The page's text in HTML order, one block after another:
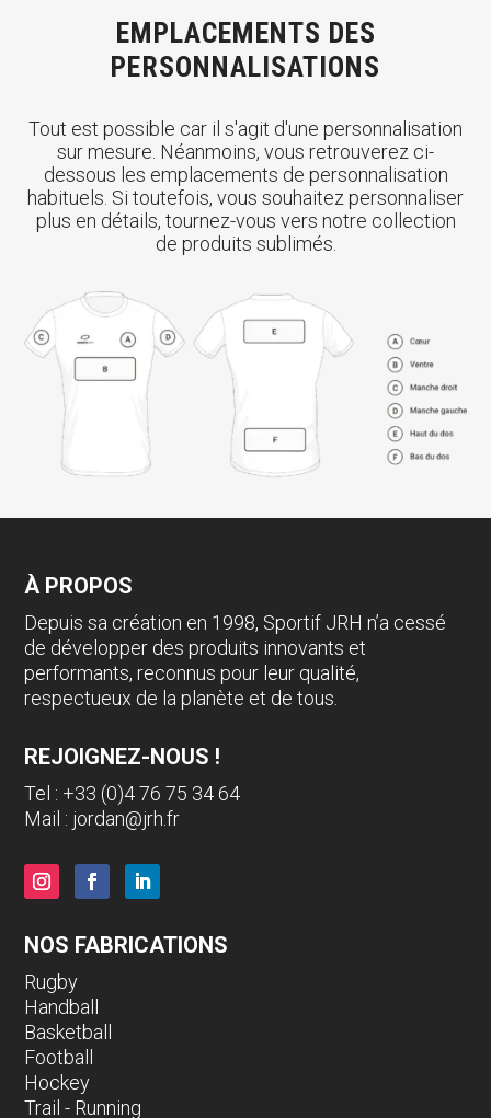
EMPLACEMENTS DES
PERSONNALISATIONS
Tout est possible car il s'agit d'une personnalisation
sur mesure. Néanmoins, vous retrouverez ci-
dessous les emplacements de personnalisation
habituels. Si toutefois, vous souhaitez personnaliser
plus en détails, tournez-vous vers notre collection
de produits sublimés.
À PROPOS
Depuis sa création en 1998, Sportif JRH n’a cessé
de développer des produits innovants et
performants, reconnus pour leur qualité,
respectueux de la planète et de tous.
REJOIGNEZ-NOUS !
Tel : +33 (0)4 76 75 34 64
Mail : jordan@jrh.fr
NOS FABRICATIONS
Rugby
Handball
Basketball
Football
Hockey
Trail - Running